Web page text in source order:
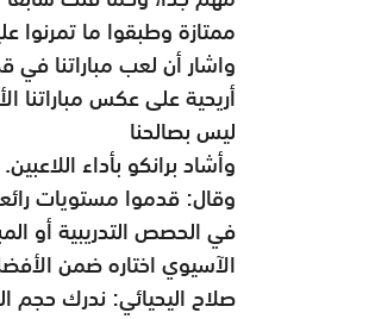
ممتازة وطبقوا ما تمرنوا
واشار أن لعب مباراتنا في
أريحية على عكس مباراتنا
ليس بصالحنا
وأشاد برانكو بأداء اللاعبين.
وقال: قدموا مستويات
في الحصص التدريبية أو
الآسيوي اختاره ضمن
صلاح اليحيائي: ندرك حجم